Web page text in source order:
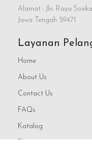
Alamat : Jln. Raya
Jawa Tengah 59471
Layanan
Home
About Us
Contact Us
FAQs
Katalog